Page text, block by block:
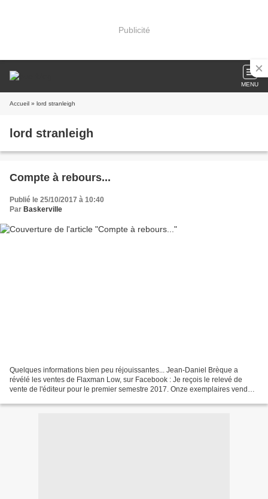
Publicité
MENU
Accueil » lord stranleigh
lord stranleigh
Compte à rebours...
Publié le 25/10/2017 à 10:40
Par Baskerville
Quelques informations bien peu réjouissantes... Jean-Daniel Brèque a
révélé les ventes de Flaxman Low, sur Facebook : Je reçois le relevé de
vente de l'éditeur pour le premier semestre 2017. Onze exemplaires vendus.